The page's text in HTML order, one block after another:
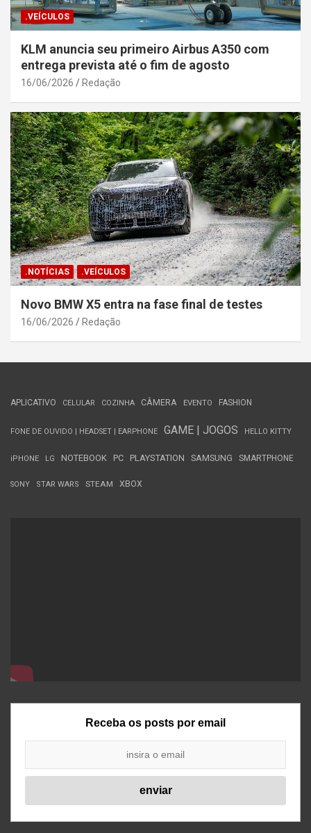
.VEÍCULOS
KLM anuncia seu primeiro Airbus A350 com
entrega prevista até o fim de agosto
16/06/2026 Redação
.NOTÍCIAS .VEÍCULOS
Novo BMW X5 entra na fase final de testes
16/06/2026 Redação
APLICATIVO CELULAR COZINHA CÂMERA EVENTO FASHION
FONE DE OUVIDO | HEADSET | EARPHONE GAME | JOGOS HELLO KITTY
iPHONE LG NOTEBOOK PC PLAYSTATION SAMSUNG SMARTPHONE
SONY STAR WARS STEAM XBOX
Receba os posts por email